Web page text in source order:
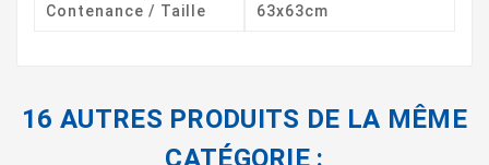
Contenance / Taille
63x63cm
16 AUTRES PRODUITS DE LA MÊME
CATÉGORIE :